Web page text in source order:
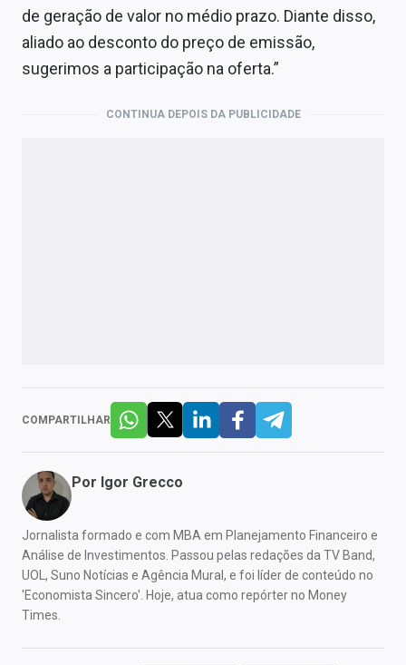
de geração de valor no médio prazo. Diante disso,
aliado ao desconto do preço de emissão,
sugerimos a participação na oferta.”
CONTINUA DEPOIS DA PUBLICIDADE
COMPARTILHAR
Por Igor Grecco
Jornalista formado e com MBA em Planejamento Financeiro e
Análise de Investimentos. Passou pelas redações da TV Band,
UOL, Suno Notícias e Agência Mural, e foi líder de conteúdo no
'Economista Sincero'. Hoje, atua como repórter no Money
Times.